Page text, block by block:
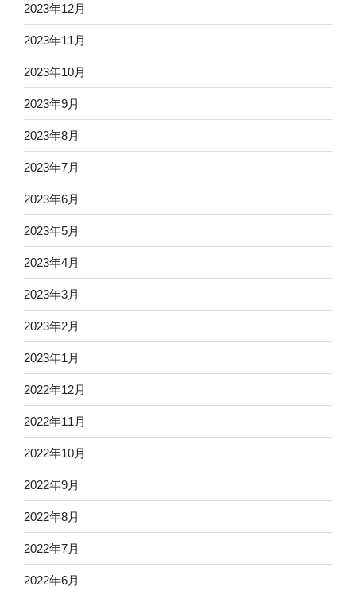
2023年12月
2023年11月
2023年10月
2023年9月
2023年8月
2023年7月
2023年6月
2023年5月
2023年4月
2023年3月
2023年2月
2023年1月
2022年12月
2022年11月
2022年10月
2022年9月
2022年8月
2022年7月
2022年6月